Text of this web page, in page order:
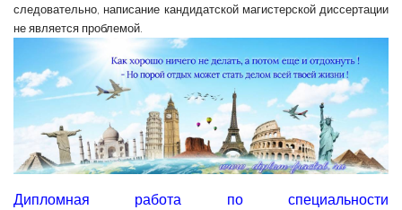
следовательно, написание кандидатской магистерской диссертации
не является проблемой.
Дипломная работа по специальности